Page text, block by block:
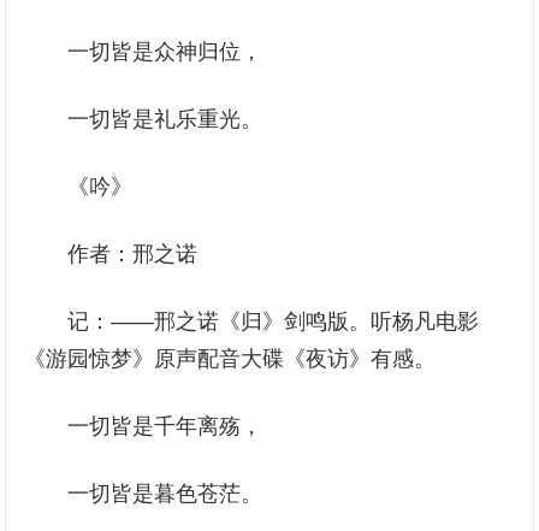
一切皆是众神归位，
一切皆是礼乐重光。
《吟》
作者：邢之诺
记：——邢之诺《归》剑鸣版。听杨凡电影
《游园惊梦》原声配音大碟《夜访》有感。
一切皆是千年离殇，
一切皆是暮色苍茫。